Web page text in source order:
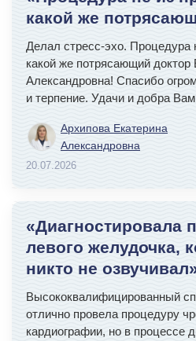
какой же
Делал стресс-эхо. Процедура
какой же потрясающий доктор
Александровна! Спасибо
и терпение. Удачи и добра
Архипова Екатерина
Александровна
20.07.2026
«Диагностировала
левого желудочка,
никто не
Высококвалифицированный
отлично провела процедуру
кардиографии, но в процессе